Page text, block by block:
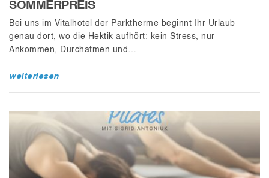
SOMMERPREIS
Bei uns im Vitalhotel der Parktherme beginnt Ihr Urlaub
genau dort, wo die Hektik aufhört: kein Stress, nur
Ankommen, Durchatmen und…
weiterlesen